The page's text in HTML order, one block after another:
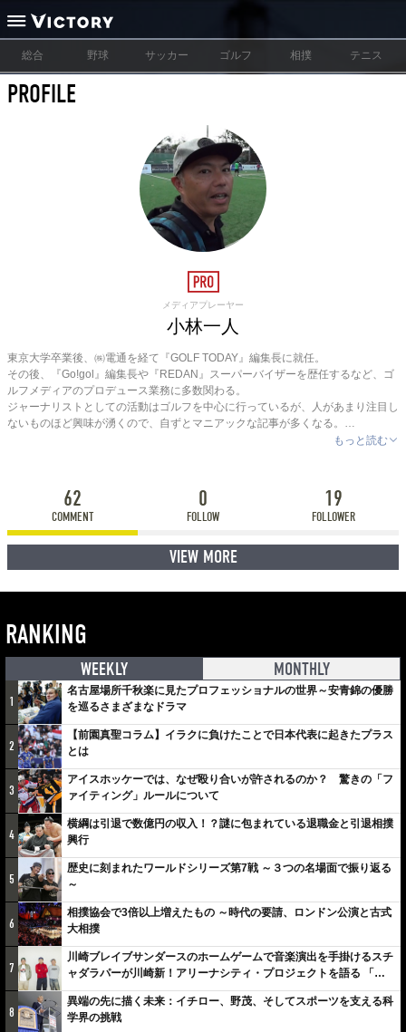
総合 野球 サッカー ゴルフ 相撲 テニス
PROFILE
メディアプレーヤー
小林一人
東京大学卒業後、㈱電通を経て『GOLF TODAY』編集長に就任。
その後、『Go!gol』編集長や『REDAN』スーパーバイザーを歴任するなど、ゴ
ルフメディアのプロデュース業務に多数関わる。
ジャーナリストとしての活動はゴルフを中心に行っているが、人があまり注目し
ないものほど興味が湧くので、自ずとマニアックな記事が多くなる。
現在は動画製作に軸足を移しYouTubeのコンサルティング業に勤しむ日々。
もっと読む
62
COMMENT
0
FOLLOW
19
FOLLOWER
VIEW MORE
RANKING
WEEKLY MONTHLY
1
名古屋場所千秋楽に見たプロフェッショナルの世界～安青錦の優勝
を巡るさまざまなドラマ
2
【前園真聖コラム】イラクに負けたことで日本代表に起きたプラス
とは
3
アイスホッケーでは、なぜ殴り合いが許されるのか？ 驚きの「フ
ァイティング」ルールについて
4
横綱は引退で数億円の収入！？謎に包まれている退職金と引退相撲
興行
5
歴史に刻まれたワールドシリーズ第7戦 ～３つの名場面で振り返る
～
6
相撲協会で3倍以上増えたもの ～時代の要請、ロンドン公演と古式
大相撲
7
川崎ブレイブサンダースのホームゲームで音楽演出を手掛けるスチ
ャダラパーが川崎新！アリーナシティ・プロジェクトを語る 「楽
しみでしかないでしょ。川崎は、ずっと成長曲線だから」
8
異端の先に描く未来：イチロー、野茂、そしてスポーツを支える科
学界の挑戦